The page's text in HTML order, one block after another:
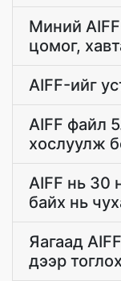
Миний
цомог,
AIFF-ийг
AIFF файл
хослуулж
AIFF нь 30
байх нь
Яагаад
дээр